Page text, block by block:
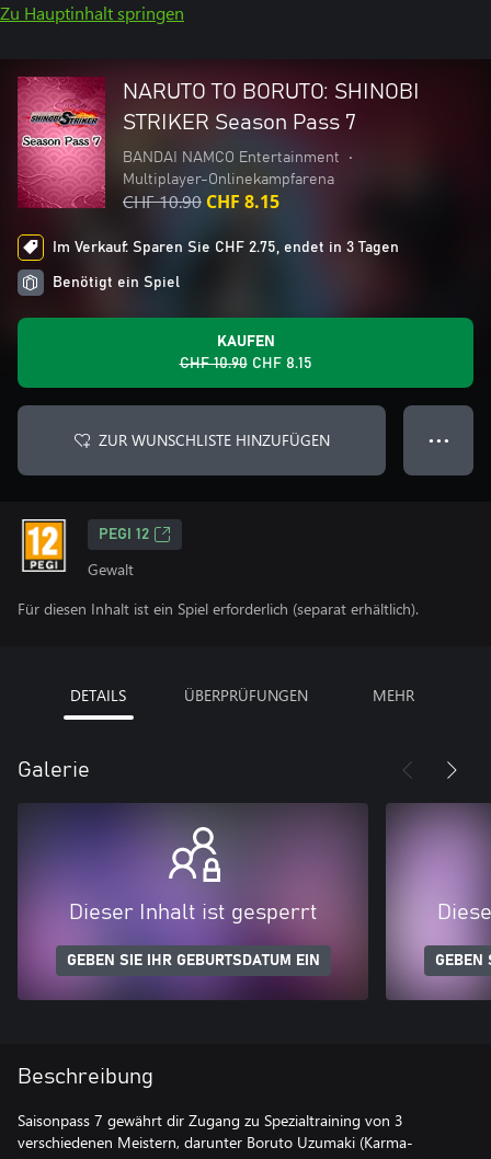
Zu Hauptinhalt springen
NARUTO TO BORUTO: SHINOBI
STRIKER Season Pass 7
BANDAI NAMCO Entertainment
•
Multiplayer-Onlinekampfarena
CHF 10.90 CHF 8.15
Im Verkauf: Sparen Sie CHF 2.75, endet in 3 Tagen
Benötigt ein Spiel
KAUFEN
CHF 10.90 CHF 8.15
ZUR WUNSCHLISTE HINZUFÜGEN ● ● ●
PEGI 12
Gewalt
Für diesen Inhalt ist ein Spiel erforderlich (separat erhältlich).
DETAILS ÜBERPRÜFUNGEN MEHR
Galerie
Dieser Inhalt ist gesperrt
GEBEN SIE IHR GEBURTSDATUM EIN GEBEN
Beschreibung
Saisonpass 7 gewährt dir Zugang zu Spezialtraining von 3
verschiedenen Meistern, darunter Boruto Uzumaki (Karma-